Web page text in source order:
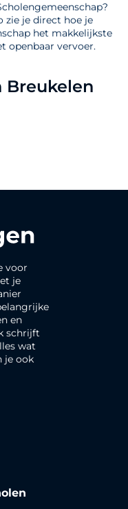
zie je direct hoe je
het makkelijkste
openbaar vervoer.
Breukelen
voor
je
en
schrijft
wat
je ook